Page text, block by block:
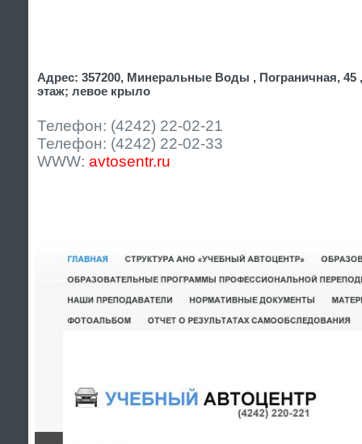
Адрес: 357200, Минеральные Воды , Пограничная, 45
этаж; левое крыло
Телефон: (4242) 22-02-21
Телефон: (4242) 22-02-33
WWW: avtosentr.ru